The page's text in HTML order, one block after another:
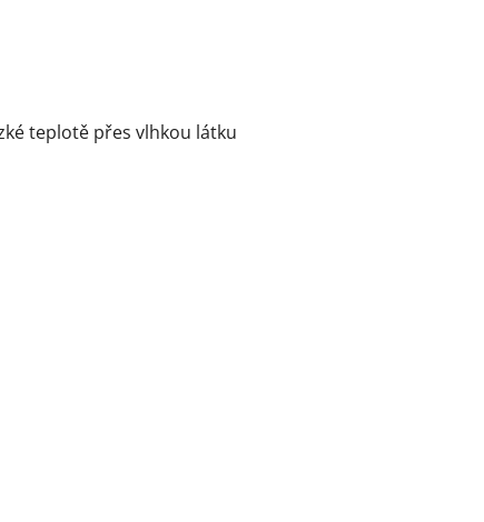
teplotě přes vlhkou látku